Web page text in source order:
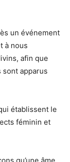
un événement
à nous
afin que
apparus
établissent le
féminin et